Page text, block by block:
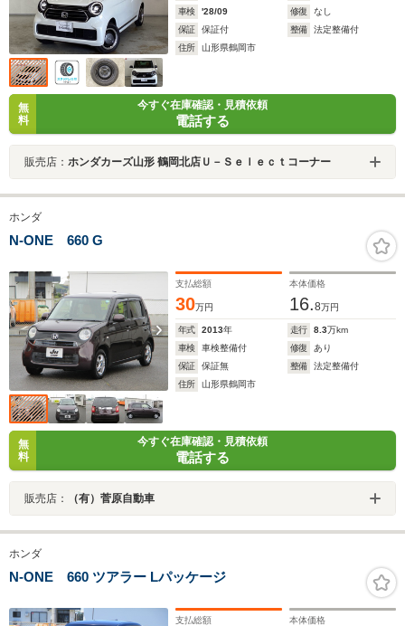
車検
'28/09 修復
なし
保証
保証付 整備
法定整備付
住所
山形県鶴岡市
無
料
今すぐ在庫確認・見積依頼
電話する
販売店： ホンダカーズ山形 鶴岡北店Ｕ－Ｓｅｌｅｃｔコーナー
ホンダ
N-ONE 660 G
支払総額
30万円
本体価格
16.8万円
年式 2013年 走行 8.3万km
車検
車検整備付 修復
あり
保証
保証無 整備
法定整備付
住所
山形県鶴岡市
無
料
今すぐ在庫確認・見積依頼
電話する
販売店： （有）菅原自動車
ホンダ
N-ONE 660 ツアラー Lパッケージ
支払総額 本体価格